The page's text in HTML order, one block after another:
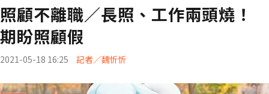
照顧不離職／長照、工作兩頭燒！
期盼照顧假
2021-05-18 16:25 記者／魏忻忻